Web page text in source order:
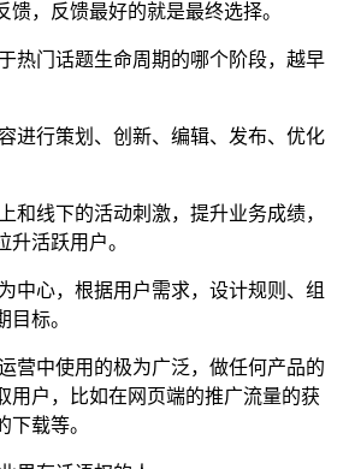
馈，反馈最好的就是最终选择。
热门话题生命周期的哪个阶段，越早
进行策划、创新、编辑、发布、优化
和线下的活动刺激，提升业务成绩，
活跃用户。
中心，根据用户需求，设计规则、组
标。
营中使用的极为广泛，做任何产品的
用户，比如在网页端的推广流量的获
下载等。